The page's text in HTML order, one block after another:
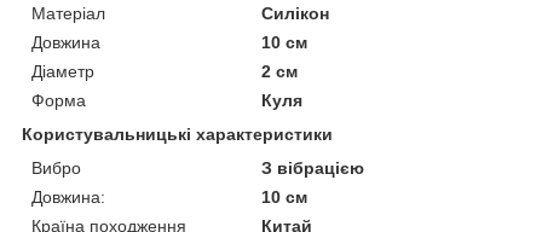
Матеріал
Силікон
Довжина
10 см
Діаметр
2 см
Форма
Куля
Користувальницькі характеристики
Вибро
З вібрацією
Довжина:
10 см
Країна походження
Китай